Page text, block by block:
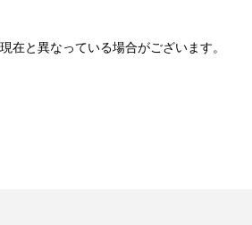
と異なっている場合がございます。